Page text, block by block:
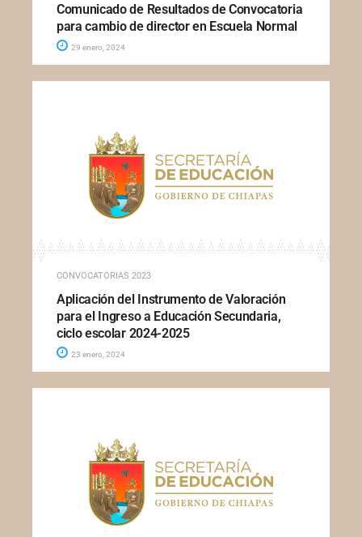
Comunicado de Resultados de Convocatoria
para cambio de director en Escuela Normal
29 enero, 2024
CONVOCATORIAS 2023
Aplicación del Instrumento de Valoración
para el Ingreso a Educación Secundaria,
ciclo escolar 2024-2025
23 enero, 2024